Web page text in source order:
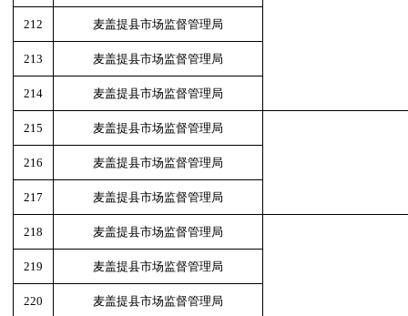
212 麦盖提县市场监督管理局
213 麦盖提县市场监督管理局
214 麦盖提县市场监督管理局
215 麦盖提县市场监督管理局
216 麦盖提县市场监督管理局
217 麦盖提县市场监督管理局
218 麦盖提县市场监督管理局
219 麦盖提县市场监督管理局
220 麦盖提县市场监督管理局